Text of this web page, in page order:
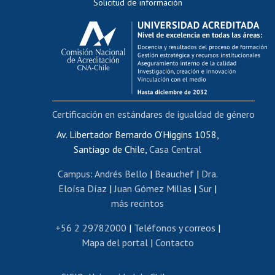
Evaluación docente
Calificación académica
Postulación al AUCAI
Funcionarias/os
Cursos internos de capacitación
Bienestar del personal
Portal de movilidad interna
Certificado de renta
Certificado de renta honorarios
Editar páginas blancas
Extranjeras/os
Revalidación y reconocimiento de títulos
Postulación al Programa de Movilidad Estudiantil
Solicitud de información
Av. Libertador Bernardo O'Higgins 1058,
Santiago de Chile, Casa Central
Campus: Andrés Bello | Beauchef| Dra.
Eloísa Díaz | Juan Gómez Millas | Sur |
más recintos
+56 2 29782000 | Teléfonos y correos |
Mapa del portal| Contacto
Certificación en estándares de igualdad de género